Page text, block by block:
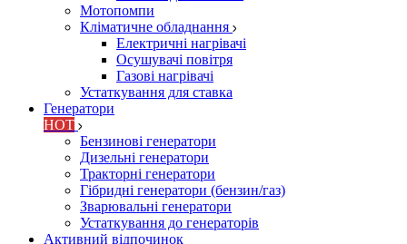
Мотопомпи
Кліматичне обладнання
Електричні нагрівачі
Осушувачі повітря
Газові нагрівачі
Устаткування для ставка
Генератори
HOT
Бензинові генератори
Дизельні генератори
Тракторні генератори
Гібридні генератори (бензин/газ)
Зварювальні генератори
Устаткування до генераторів
Активний відпочинок